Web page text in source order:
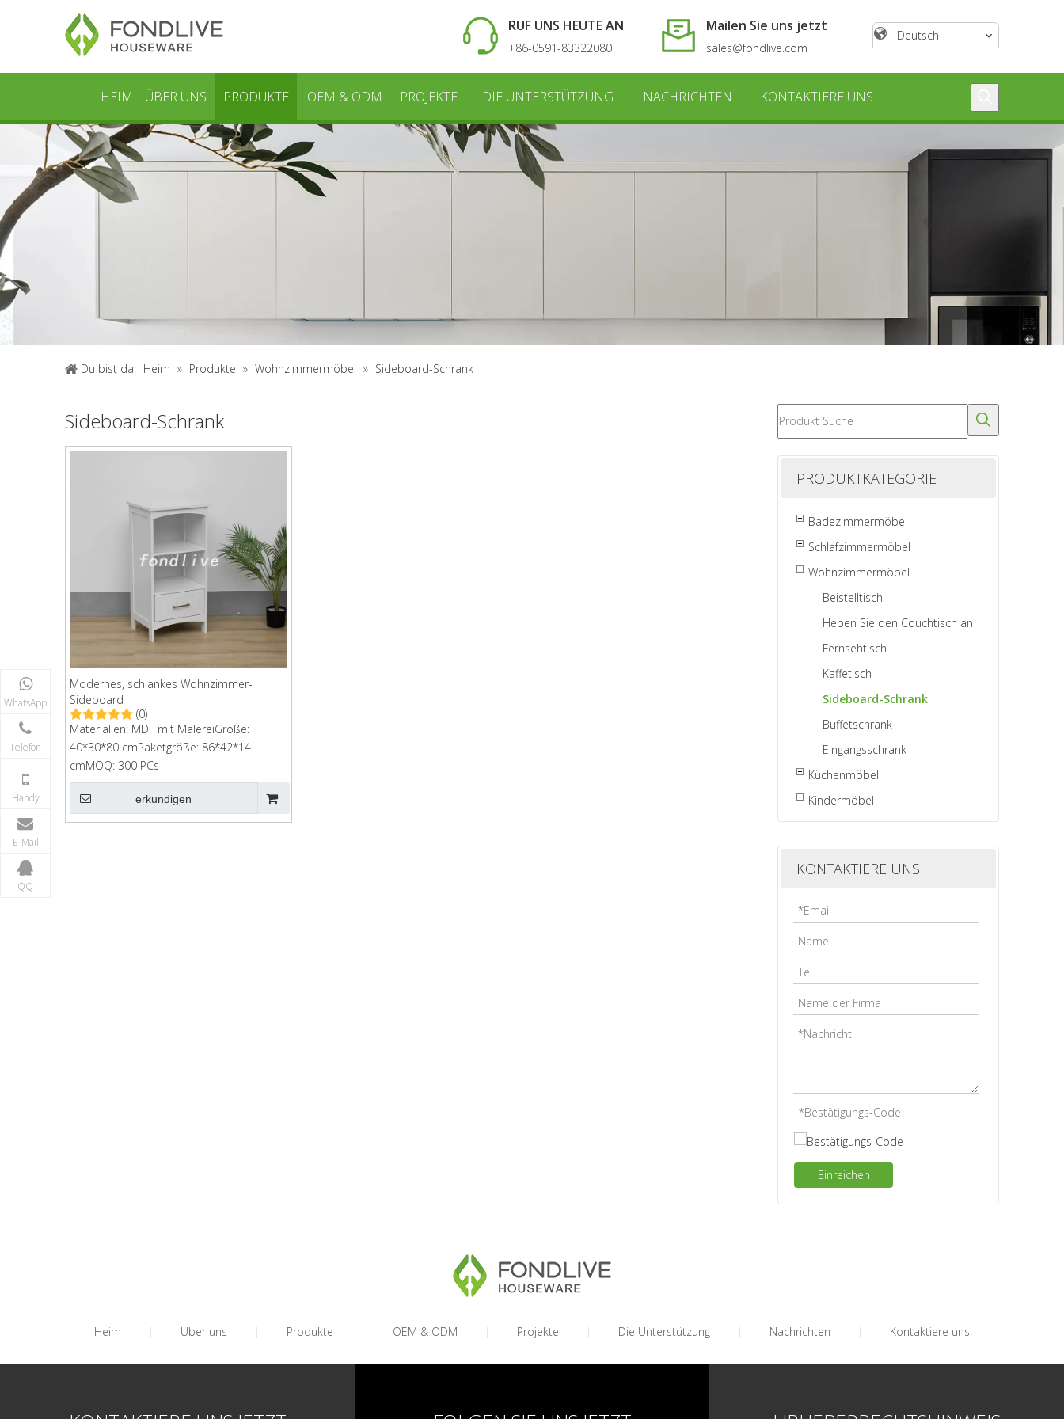
RUF UNS HEUTE AN
+86-0591-83322080
Mailen Sie uns jetzt
sales@fondlive.com
Deutsch
HEIM ÜBER UNS PRODUKTE OEM & ODM PROJEKTE DIE UNTERSTÜTZUNG NACHRICHTEN KONTAKTIERE UNS
Du bist da: Heim » Produkte » Wohnzimmermöbel » Sideboard-Schrank
Sideboard-Schrank
Modernes, schlankes Wohnzimmer-
Sideboard
(0)
Materialien: MDF mit MalereiGröße:
40*30*80 cmPaketgröße: 86*42*14
cmMOQ: 300 PCs
erkundigen
PRODUKTKATEGORIE
Badezimmermöbel
Schlafzimmermöbel
Wohnzimmermöbel
Beistelltisch
Heben Sie den Couchtisch an
Fernsehtisch
Kaffetisch
Sideboard-Schrank
Buffetschrank
Eingangsschrank
Küchenmöbel
Kindermöbel
KONTAKTIERE UNS
Einreichen
Heim | Über uns | Produkte | OEM & ODM | Projekte | Die Unterstützung | Nachrichten | Kontaktiere uns
WhatsApp
Telefon
Handy
E-Mail
QQ